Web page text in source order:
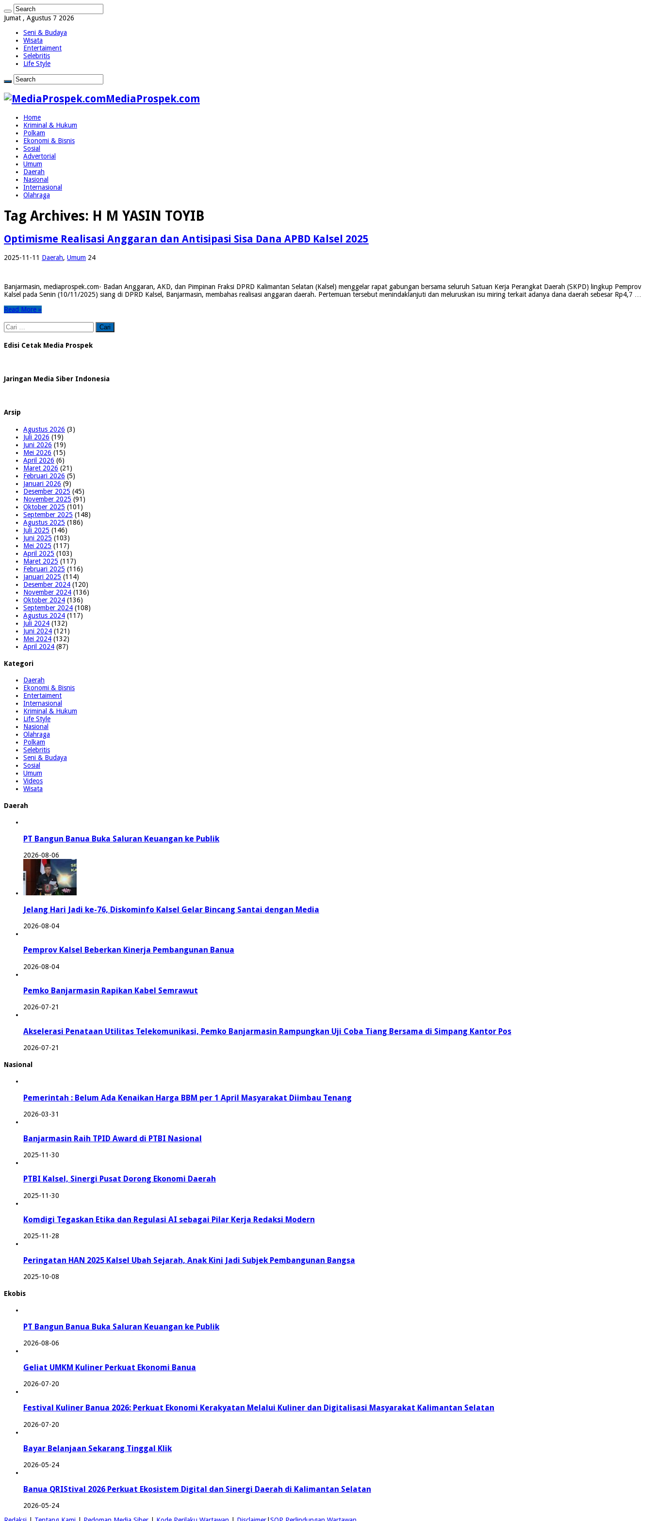
Jumat , Agustus 7 2026
Seni & Budaya
Wisata
Entertaiment
Selebritis
Life Style
MediaProspek.com
Home
Kriminal & Hukum
Polkam
Ekonomi & Bisnis
Sosial
Advertorial
Umum
Daerah
Nasional
Internasional
Olahraga
Tag Archives: H M YASIN TOYIB
Optimisme Realisasi Anggaran dan Antisipasi Sisa Dana APBD Kalsel 2025
2025-11-11 Daerah, Umum 24
Banjarmasin, mediaprospek.com- Badan Anggaran, AKD, dan Pimpinan Fraksi DPRD Kalimantan Selatan (Kalsel) menggelar rapat gabungan bersama seluruh Satuan Kerja Perangkat Daerah (SKPD) lingkup Pemprov
Kalsel pada Senin (10/11/2025) siang di DPRD Kalsel, Banjarmasin, membahas realisasi anggaran daerah. Pertemuan tersebut menindaklanjuti dan meluruskan isu miring terkait adanya dana daerah sebesar Rp4,7 …
Read More »
Cari
untuk:
Edisi Cetak Media Prospek
Jaringan Media Siber Indonesia
Arsip
Agustus 2026 (3)
Juli 2026 (19)
Juni 2026 (19)
Mei 2026 (15)
April 2026 (6)
Maret 2026 (21)
Februari 2026 (5)
Januari 2026 (9)
Desember 2025 (45)
November 2025 (91)
Oktober 2025 (101)
September 2025 (148)
Agustus 2025 (186)
Juli 2025 (146)
Juni 2025 (103)
Mei 2025 (117)
April 2025 (103)
Maret 2025 (117)
Februari 2025 (116)
Januari 2025 (114)
Desember 2024 (120)
November 2024 (136)
Oktober 2024 (136)
September 2024 (108)
Agustus 2024 (117)
Juli 2024 (132)
Juni 2024 (121)
Mei 2024 (132)
April 2024 (87)
Kategori
Daerah
Ekonomi & Bisnis
Entertaiment
Internasional
Kriminal & Hukum
Life Style
Nasional
Olahraga
Polkam
Selebritis
Seni & Budaya
Sosial
Umum
Videos
Wisata
Daerah
PT Bangun Banua Buka Saluran Keuangan ke Publik
2026-08-06
Jelang Hari Jadi ke-76, Diskominfo Kalsel Gelar Bincang Santai dengan Media
2026-08-04
Pemprov Kalsel Beberkan Kinerja Pembangunan Banua
2026-08-04
Pemko Banjarmasin Rapikan Kabel Semrawut
2026-07-21
Akselerasi Penataan Utilitas Telekomunikasi, Pemko Banjarmasin Rampungkan Uji Coba Tiang Bersama di Simpang Kantor Pos
2026-07-21
Nasional
Pemerintah : Belum Ada Kenaikan Harga BBM per 1 April Masyarakat Diimbau Tenang
2026-03-31
Banjarmasin Raih TPID Award di PTBI Nasional
2025-11-30
PTBI Kalsel, Sinergi Pusat Dorong Ekonomi Daerah
2025-11-30
Komdigi Tegaskan Etika dan Regulasi AI sebagai Pilar Kerja Redaksi Modern
2025-11-28
Peringatan HAN 2025 Kalsel Ubah Sejarah, Anak Kini Jadi Subjek Pembangunan Bangsa
2025-10-08
Ekobis
PT Bangun Banua Buka Saluran Keuangan ke Publik
2026-08-06
Geliat UMKM Kuliner Perkuat Ekonomi Banua
2026-07-20
Festival Kuliner Banua 2026: Perkuat Ekonomi Kerakyatan Melalui Kuliner dan Digitalisasi Masyarakat Kalimantan Selatan
2026-07-20
Bayar Belanjaan Sekarang Tinggal Klik
2026-05-24
Banua QRIStival 2026 Perkuat Ekosistem Digital dan Sinergi Daerah di Kalimantan Selatan
2026-05-24